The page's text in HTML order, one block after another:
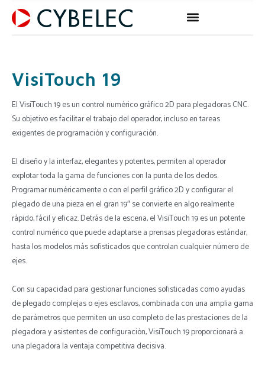
VisiTouch 19
El VisiTouch 19 es un control numérico gráfico 2D para plegadoras CNC.
Su objetivo es facilitar el trabajo del operador, incluso en tareas
exigentes de programación y configuración.
El diseño y la interfaz, elegantes y potentes, permiten al operador
explotar toda la gama de funciones con la punta de los dedos.
Programar numéricamente o con el perfil gráfico 2D y configurar el
plegado de una pieza en el gran 19″ se convierte en algo realmente
rápido, fácil y eficaz. Detrás de la escena, el VisiTouch 19 es un potente
control numérico que puede adaptarse a prensas plegadoras estándar,
hasta los modelos más sofisticados que controlan cualquier número de
ejes.
Con su capacidad para gestionar funciones sofisticadas como ayudas
de plegado complejas o ejes esclavos, combinada con una amplia gama
de parámetros que permiten un uso completo de las prestaciones de la
plegadora y asistentes de configuración, VisiTouch 19 proporcionará a
una plegadora la ventaja competitiva decisiva.